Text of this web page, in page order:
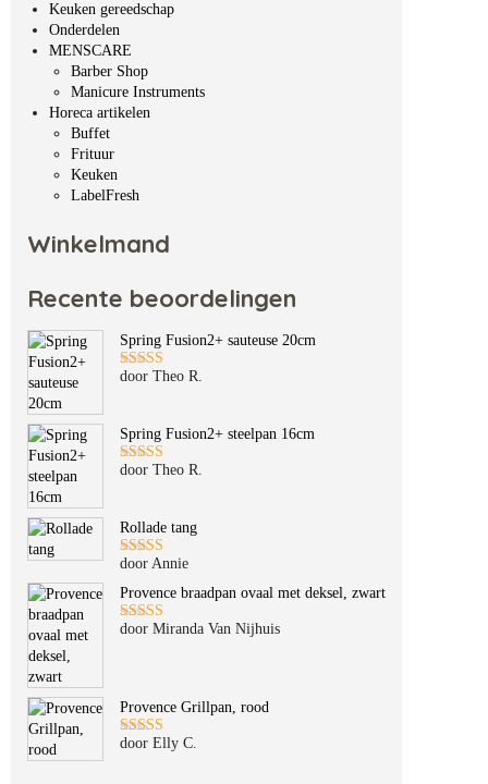
Keuken gereedschap
Onderdelen
MENSCARE
Barber Shop
Manicure Instruments
Horeca artikelen
Buffet
Frituur
Keuken
LabelFresh
Winkelmand
Recente beoordelingen
Spring Fusion2+ sauteuse 20cm
Gewaardeerd
door Theo R.
Spring Fusion2+ steelpan 16cm
Gewaardeerd
door Theo R.
Rollade tang
Gewaardeerd
5
door Annie
Provence braadpan ovaal met deksel, zwart
Gewaardeerd
door Miranda Van Nijhuis
Provence Grillpan, rood
Gewaardeerd
door Elly C.